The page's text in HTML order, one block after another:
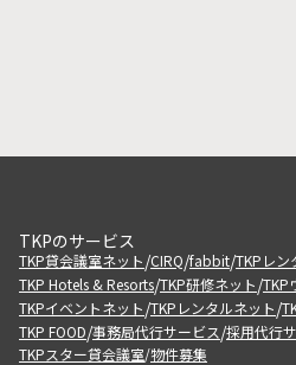
TKPのサービス
TKP貸会議室ネット/CIRQ/fabbit/TKPレン
TKP Hotels & Resorts/TKP研修ネット/TKP
TKPイベントネット/TKPレンタルネット/
TKP FOOD/事務局代行サービス/採用代行
TKPスター貸会議室/物件募集